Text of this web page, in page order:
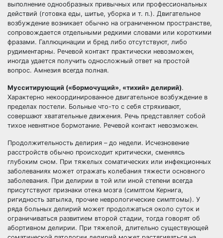
выполнение однообразных привычных или профессиональных
действий (готовка еды, шитье, уборка и т. п.). Двигательное
возбуждение возникает обычно на ограниченном пространстве,
сопровождается отдельными редкими словами или короткими
фразами. Галлюцинации и бред либо отсутствуют, либо
рудиментарны. Речевой контакт практически невозможен,
иногда удается получить односложный ответ на простой
вопрос. Амнезия всегда полная.
Мусситирующий («бормочущий», «тихий» делирий).
Характерно некоординированное двигательное возбуждение в
пределах постели. Больные что-то с себя стряхивают,
совершают хватательные движения. Речь представляет собой
тихое невнятное бормотание. Речевой контакт невозможен.
Продолжительность делирия – до недели. Исчезновение
расстройств обычно происходит критически, сменяясь
глубоким сном. При тяжелых соматических или инфекционных
заболеваниях может отражать колебания тяжести основного
заболевания. При делирии в той или иной степени всегда
присутствуют признаки отека мозга (симптом Кернига,
ригидность затылка, прочие неврологические симптомы). У
ряда больных делирий может продолжаться около суток и
ограничиваться развитием второй стадии, тогда говорят об
абортивном делирии. При тяжелой, длительно существующей